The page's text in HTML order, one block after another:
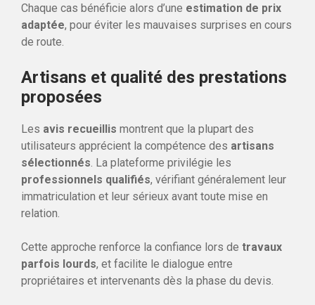
Chaque cas bénéficie alors d’une estimation de prix
adaptée, pour éviter les mauvaises surprises en cours
de route.
Artisans et qualité des prestations
proposées
Les avis recueillis montrent que la plupart des
utilisateurs apprécient la compétence des artisans
sélectionnés. La plateforme privilégie les
professionnels qualifiés, vérifiant généralement leur
immatriculation et leur sérieux avant toute mise en
relation.
Cette approche renforce la confiance lors de travaux
parfois lourds, et facilite le dialogue entre
propriétaires et intervenants dès la phase du devis.